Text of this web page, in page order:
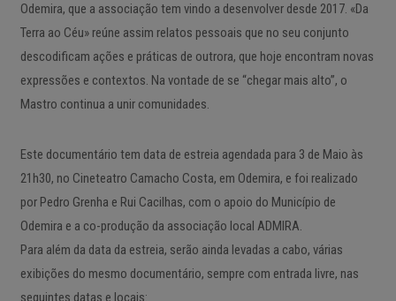
Odemira, que a associação tem vindo a desenvolver desde 2017. «Da
Terra ao Céu» reúne assim relatos pessoais que no seu conjunto
descodificam ações e práticas de outrora, que hoje encontram novas
expressões e contextos. Na vontade de se “chegar mais alto”, o
Mastro continua a unir comunidades.
Este documentário tem data de estreia agendada para 3 de Maio às
21h30, no Cineteatro Camacho Costa, em Odemira, e foi realizado
por Pedro Grenha e Rui Cacilhas, com o apoio do Município de
Odemira e a co-produção da associação local ADMIRA.
Para além da data da estreia, serão ainda levadas a cabo, várias
exibições do mesmo documentário, sempre com entrada livre, nas
seguintes datas e locais: